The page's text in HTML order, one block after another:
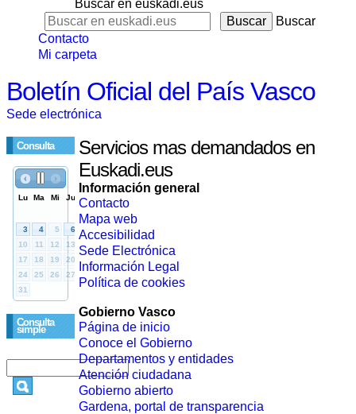
Buscar en euskadi.eus
Buscar
Contacto
Mi carpeta
Boletín Oficial del País Vasco
Sede electrónica
Consulta
Consulta
simple
Servicios mas demandados en
Euskadi.eus
Información general
Contacto
Mapa web
Accesibilidad
Sede Electrónica
Información Legal
Política de cookies
Gobierno Vasco
Página de inicio
Conoce el Gobierno
Departamentos y entidades
Atención ciudadana
Gobierno abierto
Gardena, portal de transparencia